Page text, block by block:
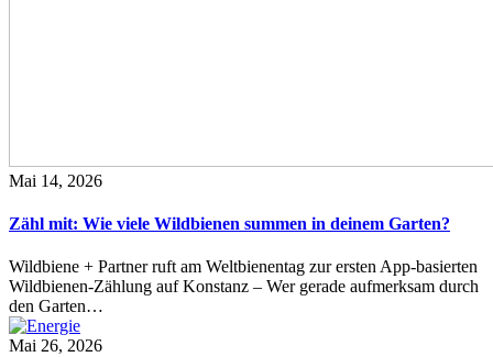
Mai 14, 2026
Zähl mit: Wie viele Wildbienen summen in deinem Garten?
Wildbiene + Partner ruft am Weltbienentag zur ersten App-basierten
Wildbienen-Zählung auf Konstanz – Wer gerade aufmerksam durch
den Garten…
Mai 26, 2026